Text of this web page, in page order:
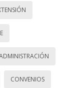
CONVENIOS